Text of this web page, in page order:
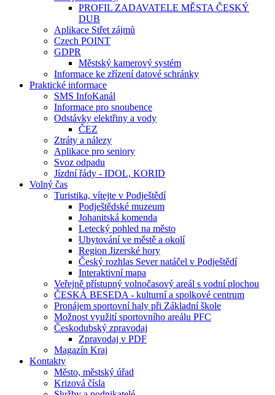
PROFIL ZADAVATELE MĚSTA ČESKÝ
DUB
Aplikace Střet zájmů
Czech POINT
GDPR
Městský kamerový systém
Informace ke zřízení datové schránky
Praktické informace
SMS InfoKanál
Informace pro snoubence
Odstávky elektřiny a vody
ČEZ
Ztráty a nálezy
Aplikace pro seniory
Svoz odpadu
Jízdní řády - IDOL, KORID
Volný čas
Turistika, vítejte v Podještědí
Podještědské muzeum
Johanitská komenda
Letecký pohled na město
Ubytování ve městě a okolí
Region Jizerské hory
Český rozhlas Sever natáčel v Podještědí
Interaktivní mapa
Veřejně přístupný volnočasový areál s vodní plochou
ČESKÁ BESEDA - kulturní a spolkové centrum
Pronájem sportovní haly při Základní škole
Možnost využití sportovního areálu PFC
Českodubský zpravodaj
Zpravodaj v PDF
Magazín Kraj
Kontakty
Město, městský úřad
Krizová čísla